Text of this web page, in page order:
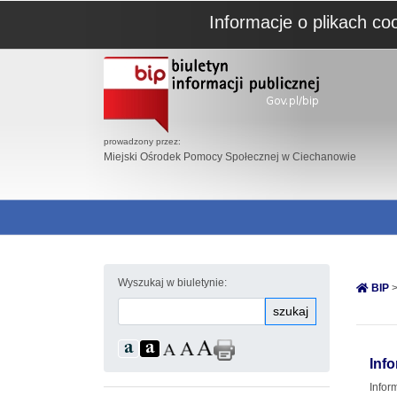
prowadzony przez:
Miejski Ośrodek Pomocy Społecznej w Ciechanowie
Wyszukaj w biuletynie:
szukaj
BIP
Informacje o plikach